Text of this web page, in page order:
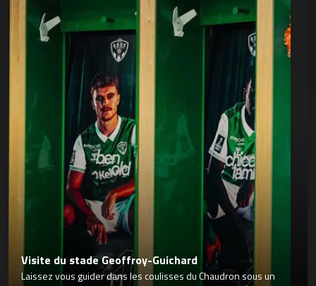
Visite du stade Geoffroy-Guichard
Laissez vous guider dans les coulisses du Chaudron sous un